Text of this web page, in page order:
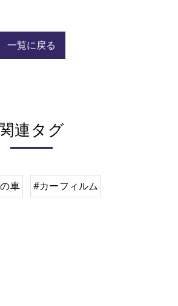
一覧に戻る
連タグ
車 #カーフィルム